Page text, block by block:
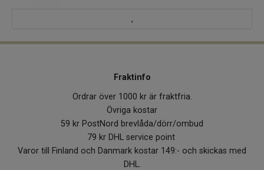
,
Fraktinfo
Ordrar över 1000 kr är fraktfria.
Övriga kostar
59 kr PostNord brevlåda/dörr/ombud
79 kr DHL service point
Varor till Finland och Danmark kostar 149:- och skickas med
DHL.